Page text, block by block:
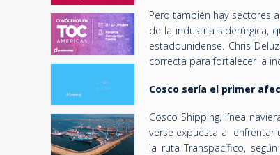
Pero también hay sectores
de la industria siderúrgica,
estadounidense. Chris
correcta para fortalecer la
Cosco sería el primer
Cosco Shipping, línea
verse expuesta a enfrentar
la ruta Transpacífico,